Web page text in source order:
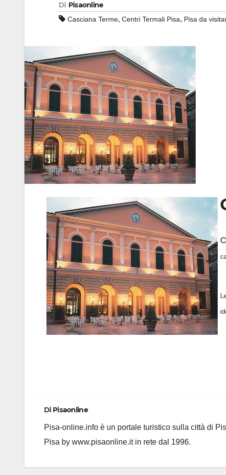
Di Pisaonline
Casciana Terme, Centri Termali Pisa, Pisa da
Di Pisaonline
Pisa-online.info è un portale turistico sulla città di
Pisa by www.pisaonline.it in rete dal 1996.